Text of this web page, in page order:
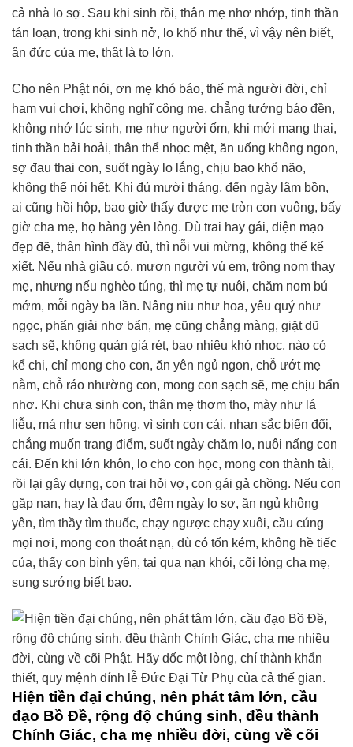
cả nhà lo sợ. Sau khi sinh rồi, thân mẹ nhơ nhớp, tinh thần
tán loạn, trong khi sinh nở, lo khổ như thế, vì vậy nên biết,
ân đức của mẹ, thật là to lớn.
Cho nên Phật nói, ơn mẹ khó báo, thế mà người đời, chỉ
ham vui chơi, không nghĩ công mẹ, chẳng tưởng báo đền,
không nhớ lúc sinh, mẹ như người ốm, khi mới mang thai,
tinh thần bải hoải, thân thể nhọc mệt, ăn uống không ngon,
sợ đau thai con, suốt ngày lo lắng, chịu bao khổ não,
không thể nói hết. Khi đủ mười tháng, đến ngày lâm bồn,
ai cũng hồi hộp, bao giờ thấy được mẹ tròn con vuông, bấy
giờ cha mẹ, họ hàng yên lòng. Dù trai hay gái, diện mạo
đẹp đẽ, thân hình đầy đủ, thì nỗi vui mừng, không thể kể
xiết. Nếu nhà giầu có, mượn người vú em, trông nom thay
mẹ, nhưng nếu nghèo túng, thì mẹ tự nuôi, chăm nom bú
mớm, mỗi ngày ba lần. Nâng niu như hoa, yêu quý như
ngọc, phẩn giải nhơ bẩn, mẹ cũng chẳng màng, giặt dũ
sạch sẽ, không quản giá rét, bao nhiêu khó nhọc, nào có
kể chi, chỉ mong cho con, ăn yên ngủ ngon, chỗ ướt mẹ
nằm, chỗ ráo nhường con, mong con sạch sẽ, mẹ chịu bẩn
nhơ. Khi chưa sinh con, thân mẹ thơm tho, mày như lá
liễu, má như sen hồng, vì sinh con cái, nhan sắc biến đổi,
chẳng muốn trang điểm, suốt ngày chăm lo, nuôi nấng con
cái. Đến khi lớn khôn, lo cho con học, mong con thành tài,
rồi lại gây dựng, con trai hỏi vợ, con gái gả chồng. Nếu con
gặp nạn, hay là đau ốm, đêm ngày lo sợ, ăn ngủ không
yên, tìm thầy tìm thuốc, chạy ngược chạy xuôi, cầu cúng
mọi nơi, mong con thoát nạn, dù có tốn kém, không hề tiếc
của, thấy con bình yên, tai qua nạn khỏi, cõi lòng cha mẹ,
sung sướng biết bao.
Hiện tiền đại chúng, nên phát tâm lớn, cầu
đạo Bồ Đề, rộng độ chúng sinh, đều thành
Chính Giác, cha mẹ nhiều đời, cùng về cõi